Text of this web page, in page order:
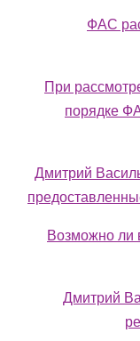
ФАС
При
порядке
Дмитрий
Возможно ли
Дмитрий